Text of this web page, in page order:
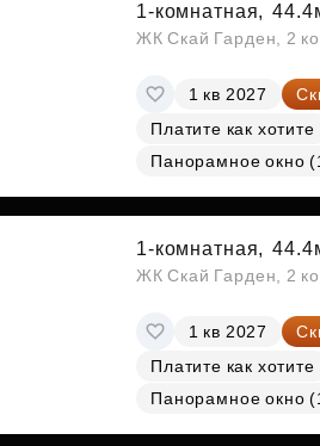
1-комнатная,
ЖК Скай Гарден, 2
1 кв 2027
Платите как хотите
Панорамное окно
1-комнатная,
ЖК Скай Гарден, 2
1 кв 2027
Платите как хотите
Панорамное окно